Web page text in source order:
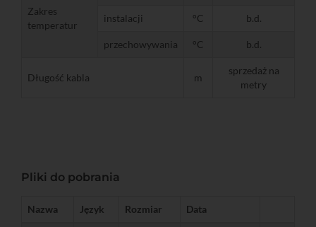
Zakres
temperatur
instalacji °C b.d.
przechowywania °C b.d.
Długość kabla m
sprzedaż na
metry
Pliki do pobrania
Nazwa Język Rozmiar Data